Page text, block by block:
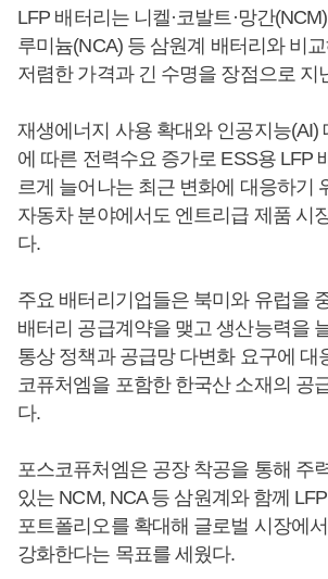
LFP 배터리는 니켈·코발트·망간
루미늄(NCA) 등 삼원계 배터리와 비
저렴한 가격과 긴 수명을 장점으로 지
재생에너지 사용 확대와 인공지능(AI)
에 따른 전력수요 증가로 ESS용 LFP
르게 늘어나는 최근 변화에 대응하기
자동차 분야에서도 엔트리급 제품 시
다.
주요 배터리기업들은 북미와 유럽을
배터리 공급계약을 맺고 생산능력을
통상 정책과 공급망 다변화 요구에 대
코퓨처엠을 포함한 한국산 소재의 공
다.
포스코퓨처엠은 공장 착공을 통해 주
있는 NCM, NCA 등 삼원계와 함께
포트폴리오를 확대해 글로벌 시장에
강화한다는 목표를 세웠다.